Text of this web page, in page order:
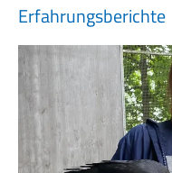
Erfahrungsberichte